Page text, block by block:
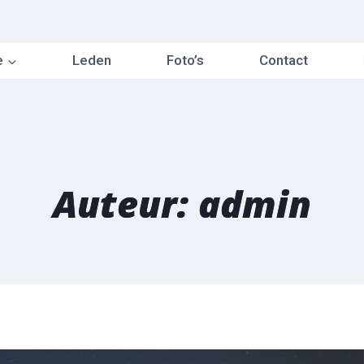
Leden Foto’s Contact
Auteur: admin